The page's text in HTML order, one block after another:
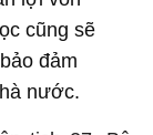
cũng sẽ
đảm
nước.